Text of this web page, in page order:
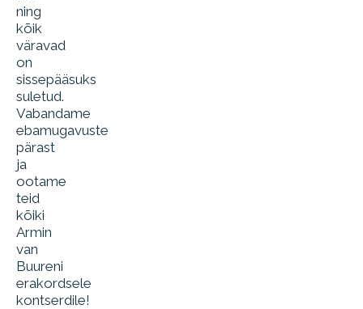
ning
kõik
väravad
on
sissepääsuks
suletud.
Vabandame
ebamugavuste
pärast
ja
ootame
teid
kõiki
Armin
van
Buureni
erakordsele
kontserdile!